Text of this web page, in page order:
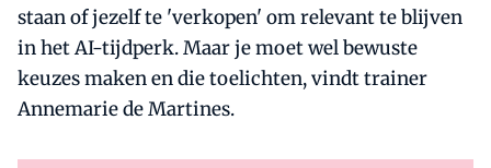
staan of jezelf te 'verkopen' om relevant te blijven
in het AI-tijdperk. Maar je moet wel bewuste
keuzes maken en die toelichten, vindt trainer
Annemarie de Martines.